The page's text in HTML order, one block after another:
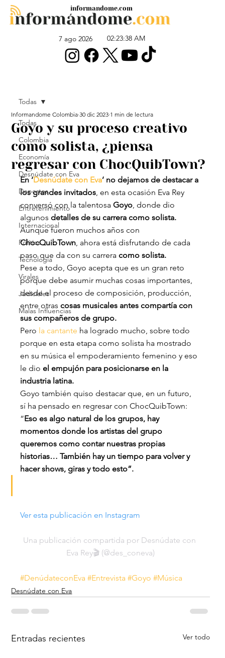
7 ago 2026 02:23:38 AM
informandome.com
Todas
Colombia
Economía
Desnúdate con Eva
Deportes
Entretenimiento
Internacional
Política
Tecnología
Virales
Judiciales
Malas Influencias
Todas
Goyo y su proceso creativo
como solista, ¿piensa
regresar con ChocQuibTown?
Informandome Colombia 30 dic 2023 1 min de lectura
En ‘Desnúdate con Eva’ no dejamos de destacar a
los grandes invitados, en esta ocasión Eva Rey
conversó con la talentosa Goyo, donde dio
algunos detalles de su carrera como solista.
Aunque fueron muchos años con
ChocQuibTown, ahora está disfrutando de cada
paso que da con su carrera como solista.
Pese a todo, Goyo acepta que es un gran reto
porque debe asumir muchas cosas importantes,
desde el proceso de composición, producción,
entre otras cosas musicales antes compartía con
sus compañeros de grupo.
Pero la cantante ha logrado mucho, sobre todo
porque en esta etapa como solista ha mostrado
en su música el empoderamiento femenino y eso
le dio el empujón para posicionarse en la
industria latina.
Goyo también quiso destacar que, en un futuro,
sí ha pensado en regresar con ChocQuibTown:
“Eso es algo natural de los grupos, hay
momentos donde los artistas del grupo
queremos como contar nuestras propias
historias… También hay un tiempo para volver y
hacer shows, giras y todo esto”.
Ver esta publicación en Instagram
Una publicación compartida por Desnúdate con
Eva Rey🎬 (@des_coneva)
#DenúdateconEva #Entrevista #Goyo #Música
Desnúdate con Eva
Entradas recientes Ver todo